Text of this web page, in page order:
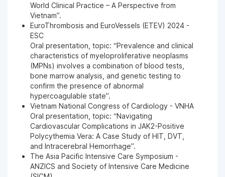
World Clinical Practice – A Perspective from
Vietnam”.
EuroThrombosis and EuroVessels (ETEV) 2024 -
ESC
Oral presentation, topic: “Prevalence and clinical
characteristics of myeloproliferative neoplasms
(MPNs) involves a combination of blood tests,
bone marrow analysis, and genetic testing to
confirm the presence of abnormal
hypercoagulable state”.
Vietnam National Congress of Cardiology - VNHA
Oral presentation, topic: “Navigating
Cardiovascular Complications in JAK2-Positive
Polycythemia Vera: A Case Study of HIT, DVT,
and Intracerebral Hemorrhage”.
The Asia Pacific Intensive Care Symposium -
ANZICS and Society of Intensive Care Medicine